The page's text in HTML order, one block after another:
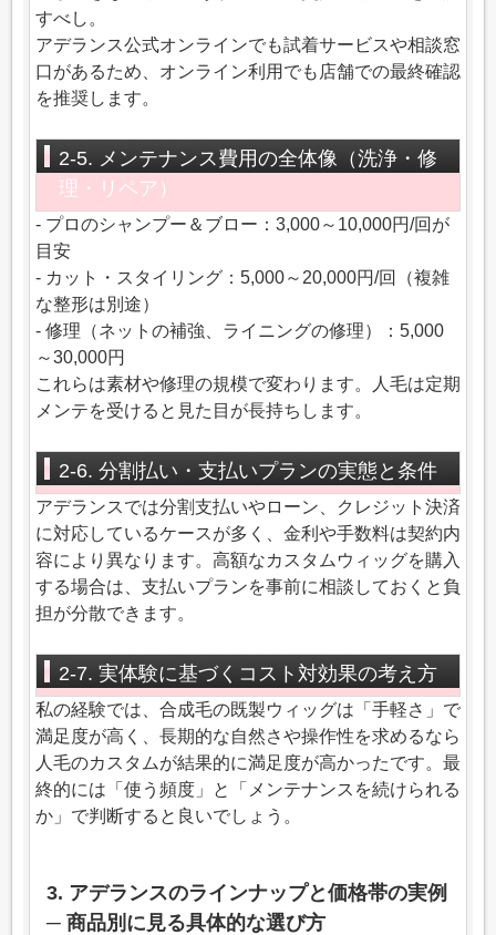
すべし。
アデランス公式オンラインでも試着サービスや相談窓
口があるため、オンライン利用でも店舗での最終確認
を推奨します。
2-5. メンテナンス費用の全体像（洗浄・修
理・リペア）
- プロのシャンプー＆ブロー：3,000～10,000円/回が
目安
- カット・スタイリング：5,000～20,000円/回（複雑
な整形は別途）
- 修理（ネットの補強、ライニングの修理）：5,000
～30,000円
これらは素材や修理の規模で変わります。人毛は定期
メンテを受けると見た目が長持ちします。
2-6. 分割払い・支払いプランの実態と条件
アデランスでは分割支払いやローン、クレジット決済
に対応しているケースが多く、金利や手数料は契約内
容により異なります。高額なカスタムウィッグを購入
する場合は、支払いプランを事前に相談しておくと負
担が分散できます。
2-7. 実体験に基づくコスト対効果の考え方
私の経験では、合成毛の既製ウィッグは「手軽さ」で
満足度が高く、長期的な自然さや操作性を求めるなら
人毛のカスタムが結果的に満足度が高かったです。最
終的には「使う頻度」と「メンテナンスを続けられる
か」で判断すると良いでしょう。
3. アデランスのラインナップと価格帯の実例
─ 商品別に見る具体的な選び方